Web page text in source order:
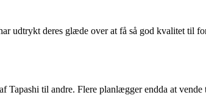
udtrykt deres glæde over at få så god kvalitet
Tapashi til andre. Flere planlægger endda at